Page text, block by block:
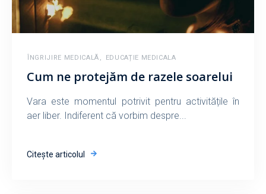
ÎNGRIJIRE MEDICALĂ , EDUCAȚIE MEDICALA
Cum ne protejăm de razele soarelui
Vara este momentul potrivit pentru activitățile în
aer liber. Indiferent că vorbim despre...
Citește articolul